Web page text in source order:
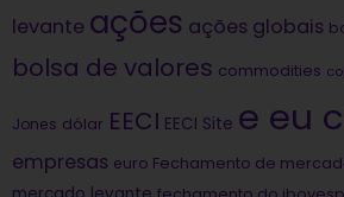
levante ações ações globais
bolsa de valores commodities
Jones dólar EECI EECI Site e eu
empresas euro Fechamento de